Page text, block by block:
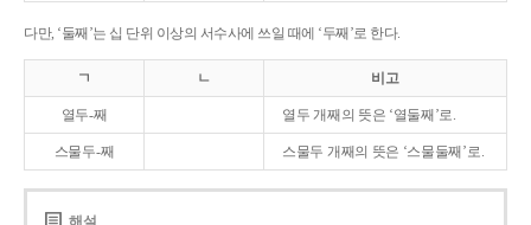
다만, ‘둘째’는 십 단위 이상의 서수사에 쓰일 때에 ‘두째’로 한다.
ㄱ ㄴ 비고
열두-째 열두 개째의 뜻은 ‘열둘째’로.
스물두-째 스물두 개째의 뜻은 ‘스물둘째’로.
해설